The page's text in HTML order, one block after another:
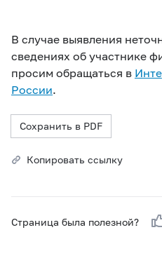
В случае выявления
сведениях об участнике
просим обращаться в
России.
Сохранить в PDF
Копировать ссылку
Страница была полезной?